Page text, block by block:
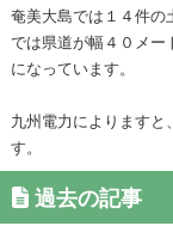
奄美大島では１４件
では県道が幅４０メー
になっています。
九州電力によりますと
す。
過去の記事